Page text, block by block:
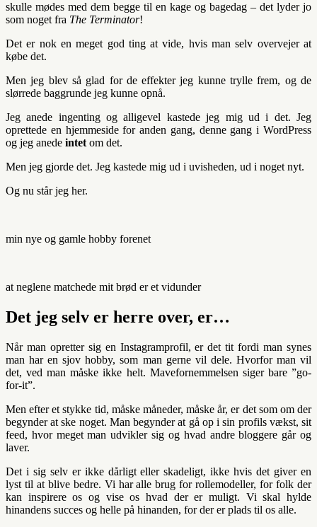
skulle mødes med dem begge til en kage og bagedag – det lyder jo
som noget fra The Terminator!
Det er nok en meget god ting at vide, hvis man selv overvejer at
købe det.
Men jeg blev så glad for de effekter jeg kunne trylle frem, og de
slørrede baggrunde jeg kunne opnå.
Jeg anede ingenting og alligevel kastede jeg mig ud i det. Jeg
oprettede en hjemmeside for anden gang, denne gang i WordPress
og jeg anede intet om det.
Men jeg gjorde det. Jeg kastede mig ud i uvisheden, ud i noget nyt.
Og nu står jeg her.
min nye og gamle hobby forenet
at neglene matchede mit brød er et vidunder
Det jeg selv er herre over, er…
Når man opretter sig en Instagramprofil, er det tit fordi man synes
man har en sjov hobby, som man gerne vil dele. Hvorfor man vil
det, ved man måske ikke helt. Mavefornemmelsen siger bare ”go-
for-it”.
Men efter et stykke tid, måske måneder, måske år, er det som om der
begynder at ske noget. Man begynder at gå op i sin profils vækst, sit
feed, hvor meget man udvikler sig og hvad andre bloggere går og
laver.
Det i sig selv er ikke dårligt eller skadeligt, ikke hvis det giver en
lyst til at blive bedre. Vi har alle brug for rollemodeller, for folk der
kan inspirere os og vise os hvad der er muligt. Vi skal hylde
hinandens succes og helle på hinanden, for der er plads til os alle.